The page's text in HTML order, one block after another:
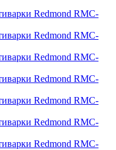
Redmond RMC-
Redmond RMC-
Redmond RMC-
Redmond RMC-
Redmond RMC-
Redmond RMC-
Redmond RMC-